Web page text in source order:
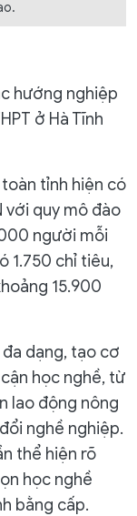
hướng nghiệp
ở Hà Tĩnh
tỉnh hiện có
với quy mô đào
người mỗi
1.750 chỉ tiêu,
15.900
dạng, tạo cơ
học nghề, từ
lao động nông
nghề nghiệp.
thể hiện rõ
học nghề
bằng cấp.